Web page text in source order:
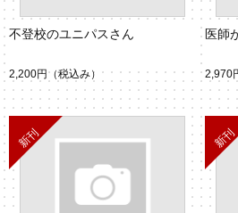
不登校のユニパスさん
2,200円（税込み）
医師
2,970